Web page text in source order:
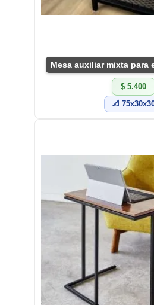
$ 5.400
📐